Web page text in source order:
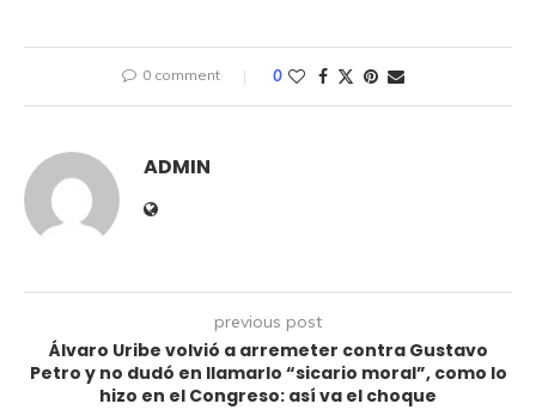
0 comment 0
ADMIN
previous post
Álvaro Uribe volvió a arremeter contra Gustavo
Petro y no dudó en llamarlo “sicario moral”, como lo
hizo en el Congreso: así va el choque